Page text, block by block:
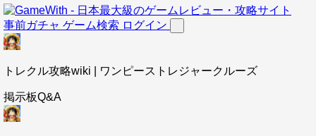
事前ガチャ ゲーム検索 ログイン
トレクル攻略wiki | ワンピーストレジャークルーズ
掲示板Q&A